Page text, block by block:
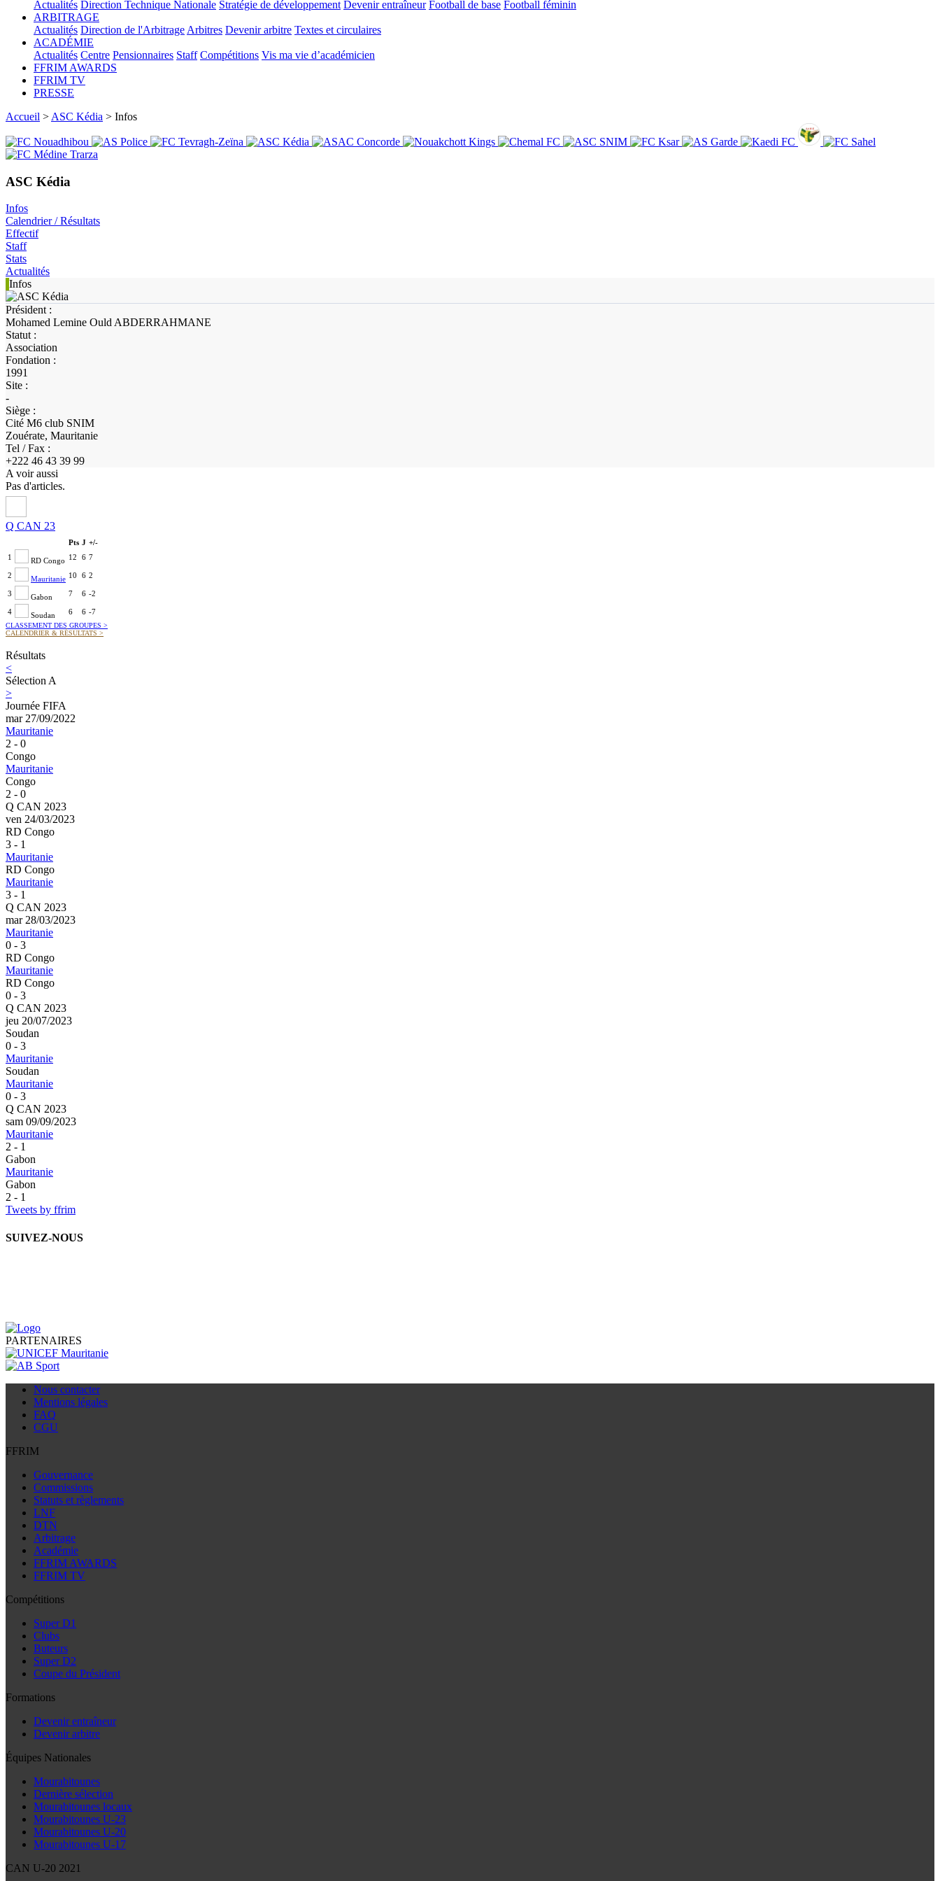
Actualités Direction Technique Nationale Stratégie de développement Devenir entraîneur Football de base Football féminin
ARBITRAGE
Actualités Direction de l'Arbitrage Arbitres Devenir arbitre Textes et circulaires
ACADÉMIE
Actualités Centre Pensionnaires Staff Compétitions Vis ma vie d’académicien
FFRIM AWARDS
FFRIM TV
PRESSE
Accueil > ASC Kédia > Infos
ASC Kédia
Infos
Calendrier / Résultats
Effectif
Staff
Stats
Actualités
Infos
Président :
Mohamed Lemine Ould ABDERRAHMANE
Statut :
Association
Fondation :
1991
Site :
-
Siège :
Cité M6 club SNIM
Zouérate, Mauritanie
Tel / Fax :
+222 46 43 39 99
A voir aussi
Pas d'articles.
Q CAN 23
Pts J +/-
1
RD Congo 12 6 7
2 Mauritanie 10 6 2
3 Gabon 7 6 -2
4 Soudan 6 6 -7
CLASSEMENT DES GROUPES >
CALENDRIER & RÉSULTATS >
Résultats
<
Sélection A
>
Journée FIFA
mar 27/09/2022
Mauritanie
2 - 0
Congo
Mauritanie
Congo
2 - 0
Q CAN 2023
ven 24/03/2023
RD Congo
3 - 1
Mauritanie
RD Congo
Mauritanie
3 - 1
Q CAN 2023
mar 28/03/2023
Mauritanie
0 - 3
RD Congo
Mauritanie
RD Congo
0 - 3
Q CAN 2023
jeu 20/07/2023
Soudan
0 - 3
Mauritanie
Soudan
Mauritanie
0 - 3
Q CAN 2023
sam 09/09/2023
Mauritanie
2 - 1
Gabon
Mauritanie
Gabon
2 - 1
Tweets by ffrim
SUIVEZ-NOUS
PARTENAIRES
Nous contacter
Mentions légales
FAQ
CGU
FFRIM
Gouvernance
Commissions
Statuts et règlements
LNF
DTN
Arbitrage
Académie
FFRIM AWARDS
FFRIM TV
Compétitions
Super D1
Clubs
Buteurs
Super D2
Coupe du Président
Formations
Devenir entraîneur
Devenir arbitre
Équipes Nationales
Mourabitounes
Dernière sélection
Mourabitounes locaux
Mourabitounes U-23
Mourabitounes U-20
Mourabitounes U-17
CAN U-20 2021